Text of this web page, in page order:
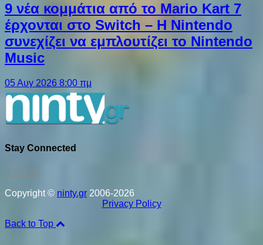
9 νέα κομμάτια από το Mario Kart 7
έρχονται στο Switch – Η Nintendo
συνεχίζει να εμπλουτίζει το Nintendo
Music
05 Αυγ 2026 8:00 πμ
Stay Connected
Copyright © ninty.gr 2006-2026
Privacy Policy
Back to Top